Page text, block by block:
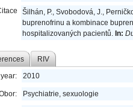
Šilhán, P., Svobodová, J.,
buprenofrinu a kombinace
hospitalizovaných pacientů. In:
RIV
2010
Psychiatrie, sexuologie